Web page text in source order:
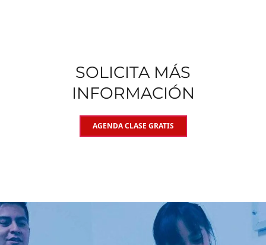
SOLICITA MÁS
INFORMACIÓN
AGENDA CLASE GRATIS